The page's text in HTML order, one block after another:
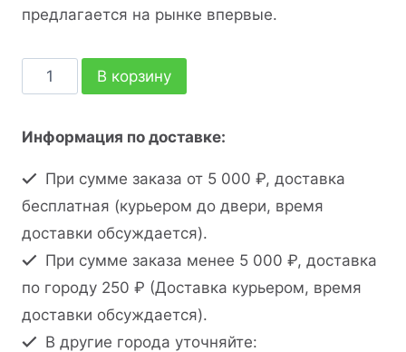
предлагается на рынке впервые.
В корзину
Информация по доставке:
При сумме заказа от 5 000 ₽, доставка
бесплатная (курьером до двери, время
доставки обсуждается).
При сумме заказа менее 5 000 ₽, доставка
по городу 250 ₽ (Доставка курьером, время
доставки обсуждается).
В другие города уточняйте: